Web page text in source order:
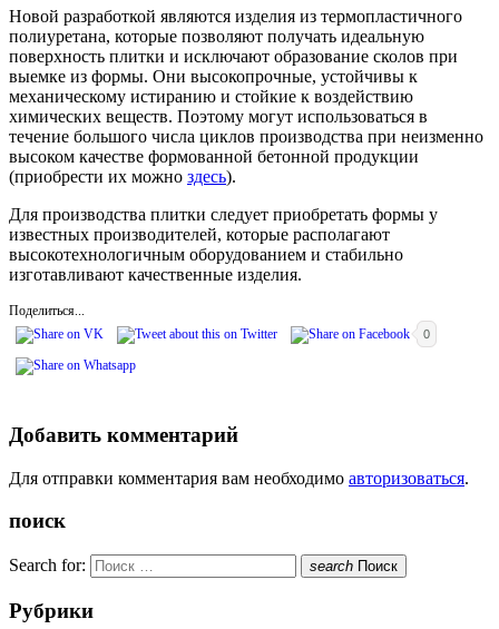
Новой разработкой являются изделия из термопластичного
полиуретана, которые позволяют получать идеальную
поверхность плитки и исключают образование сколов при
выемке из формы. Они высокопрочные, устойчивы к
механическому истиранию и стойкие к воздействию
химических веществ. Поэтому могут использоваться в
течение большого числа циклов производства при неизменно
высоком качестве формованной бетонной продукции
(приобрести их можно здесь).
Для производства плитки следует приобретать формы у
известных производителей, которые располагают
высокотехнологичным оборудованием и стабильно
изготавливают качественные изделия.
Поделиться...
0
Добавить комментарий
Для отправки комментария вам необходимо авторизоваться.
поиск
Search for: search Поиск
Рубрики